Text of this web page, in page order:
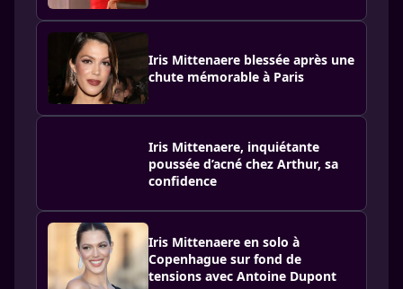
Iris Mittenaere blessée après une
chute mémorable à Paris
Iris Mittenaere, inquiétante
poussée d’acné chez Arthur, sa
confidence
Iris Mittenaere en solo à
Copenhague sur fond de
tensions avec Antoine Dupont